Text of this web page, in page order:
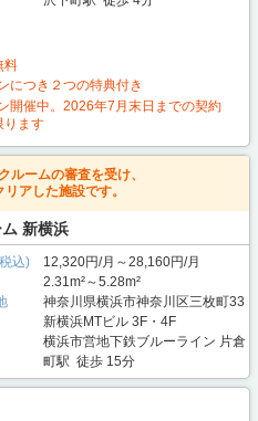
料
につき２つの特典付き
開催中。2026年7月末日までの契約
ります
ルームの審査を受け、
アした施設です。
新横浜
込)
12,320円/月～28,160円/月
2.31m²～5.28m²
神奈川県横浜市神奈川区三枚町33
新横浜MTビル 3F・4F
横浜市営地下鉄ブルーライン 片倉
町駅 徒歩 15分